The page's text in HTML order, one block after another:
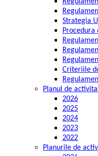
Strategia
Criteriile
Planul de
2026
2025
2024
2023
2022
Planurile de